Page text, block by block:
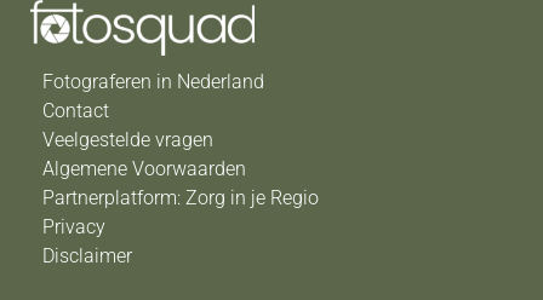
Fotograferen in Nederland
Contact
Veelgestelde vragen
Algemene Voorwaarden
Partnerplatform: Zorg in je Regio
Privacy
Disclaimer